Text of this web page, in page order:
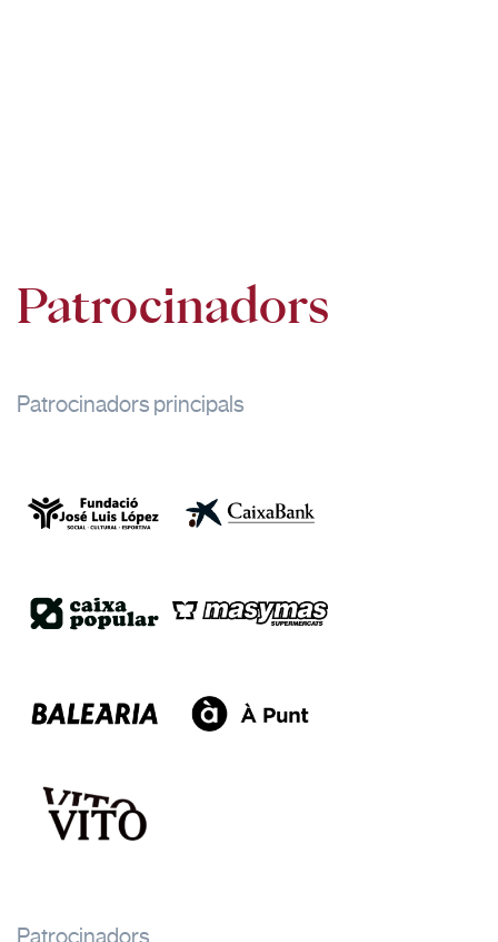
Patrocinadors
Patrocinadors principals